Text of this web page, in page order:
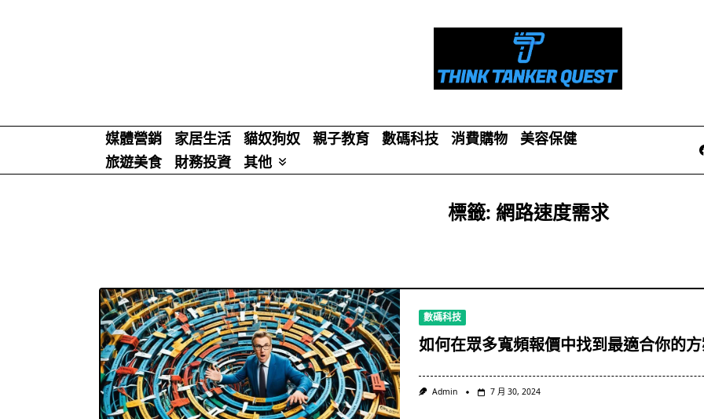
媒體營銷 家居生活 貓奴狗奴 親子教育 數碼科技 消費購物
美容保健
旅遊美食
財務投資 其他
標籤: 網路速度需求
數碼科技
如何在眾多寬頻報價中找到最適合你的
Admin 7 月 30, 2024